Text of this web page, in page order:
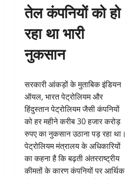
तेल कंपनियों को हो
रहा था भारी
नुकसान
सरकारी आंकड़ों के मुताबिक इंडियन
ऑयल, भारत पेट्रोलियम और
हिंदुस्तान पेट्रोलियम जैसी कंपनियों
को हर महीने करीब 30 हजार करोड़
रुपए का नुकसान उठाना पड़ रहा था।
पेट्रोलियम मंत्रालय के अधिकारियों
का कहना है कि बढ़ती अंतरराष्ट्रीय
कीमतों के कारण कंपनियों पर आर्थिक